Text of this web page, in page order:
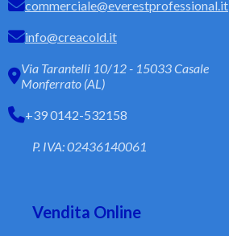
commerciale@everestprofessional.it
info@creacold.it
Via Tarantelli 10/12 - 15033 Casale
Monferrato (AL)
+39 0142-532158
P. IVA: 02436140061
Vendita Online